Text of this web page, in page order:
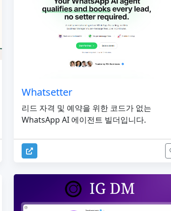
Whatsetter
리드 자격 및 예약을 위한 코드가 없는
WhatsApp AI 에이전트 빌더입니다.